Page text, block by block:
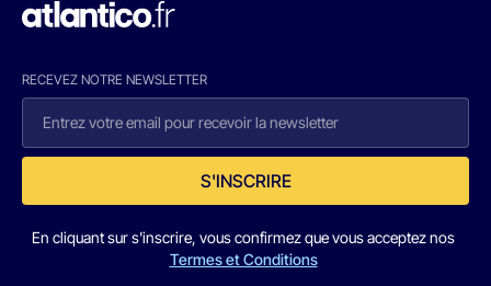
RECEVEZ NOTRE NEWSLETTER
S'INSCRIRE
En cliquant sur s'inscrire, vous confirmez que vous acceptez nos
Termes et Conditions